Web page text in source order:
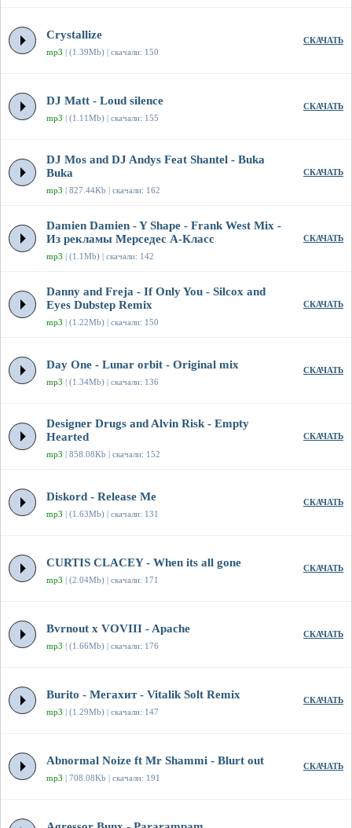
Crystallize
mp3 | (1.39Mb) | скачали: 150
СКАЧАТЬ
DJ Matt - Loud silence
mp3 | (1.11Mb) | скачали: 155
СКАЧАТЬ
DJ Mos and DJ Andys Feat Shantel - Buka
Buka
mp3 | 827.44Kb | скачали: 162
СКАЧАТЬ
Damien Damien - Y Shape - Frank West Mix -
Из рекламы Мерседес А-Класс
mp3 | (1.1Mb) | скачали: 142
СКАЧАТЬ
Danny and Freja - If Only You - Silcox and
Eyes Dubstep Remix
mp3 | (1.22Mb) | скачали: 150
СКАЧАТЬ
Day One - Lunar orbit - Original mix
mp3 | (1.34Mb) | скачали: 136
СКАЧАТЬ
Designer Drugs and Alvin Risk - Empty
Hearted
mp3 | 858.08Kb | скачали: 152
СКАЧАТЬ
Diskord - Release Me
mp3 | (1.63Mb) | скачали: 131
СКАЧАТЬ
CURTIS CLACEY - When its all gone
mp3 | (2.04Mb) | скачали: 171
СКАЧАТЬ
Bvrnout x VOVIII - Apache
mp3 | (1.66Mb) | скачали: 176
СКАЧАТЬ
Burito - Мегахит - Vitalik Solt Remix
mp3 | (1.29Mb) | скачали: 147
СКАЧАТЬ
Abnormal Noize ft Mr Shammi - Blurt out
mp3 | 708.08Kb | скачали: 191
СКАЧАТЬ